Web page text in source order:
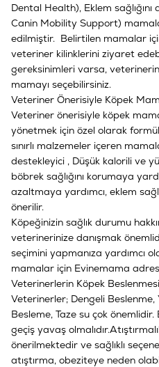
Dental Health), Eklem
Canin Mobility Support)
edilmiştir. Belirtilen mamalar
veteriner kilinklerini ziyaret
gereksinimleri varsa,
mamayı seçebilirsiniz.
Veteriner Önerisiyle Köpek
Veteriner önerisiyle köpek
yönetmek için özel olarak
sınırlı malzemeler içeren
destekleyici , Düşük kalorili ve
böbrek sağlığını korumaya
azaltmaya yardımcı, eklem
önerilir.
Köpeğinizin sağlık durumu
veterinerinize danışmak
seçimini yapmanıza yardımcı
mamalar için Evinemama
Veterinerlerin Köpek
Veterinerler; Dengeli
Besleme, Taze su çok
geçiş yavaş olmalıdır.
önerilmektedir ve sağlıklı
atıştırma, obeziteye neden